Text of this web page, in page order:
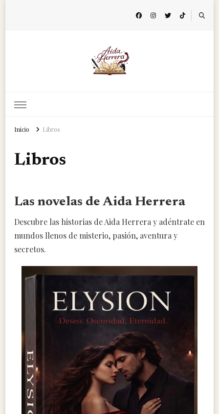
Inicio Libros
Libros
Las novelas de Aida Herrera
Descubre las historias de Aida Herrera y adéntrate en
mundos llenos de misterio, pasión, aventura y
secretos.